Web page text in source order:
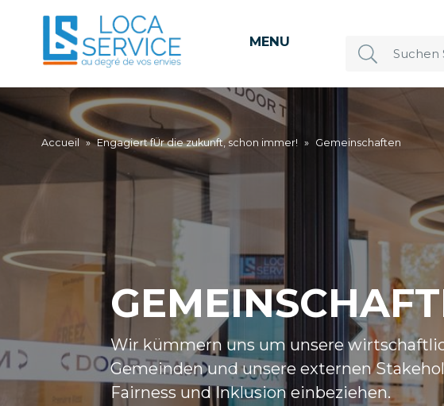
MENU
Accueil » Engagiert fÜr die zukunft, schon immer! » Gemeinschaften
Wir kümmern uns um unsere
Gemeinden und unsere externen
Fairness und Inklusion einbeziehen.